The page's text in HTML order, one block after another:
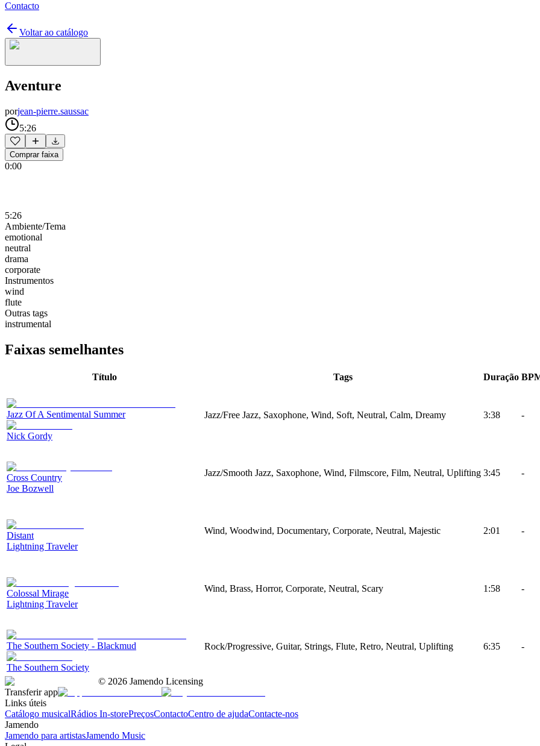
Contacto
Voltar ao catálogo
Aventure
porjean-pierre.saussac
5:26
Comprar faixa
0:00
5:26
Ambiente/Tema
emotional
neutral
drama
corporate
Instrumentos
wind
flute
Outras tags
instrumental
Faixas semelhantes
Título Tags Duração
Jazz Of A Sentimental Summer
Nick Gordy
Jazz/Free Jazz, Saxophone, Wind, Soft, Neutral, Calm, Dreamy 3:38 -
Cross Country
Joe Bozwell
Jazz/Smooth Jazz, Saxophone, Wind, Filmscore, Film, Neutral, Uplifting 3:45 -
Distant
Lightning Traveler
Wind, Woodwind, Documentary, Corporate, Neutral, Majestic 2:01 -
Colossal Mirage
Lightning Traveler
Wind, Brass, Horror, Corporate, Neutral, Scary 1:58 -
The Southern Society - Blackmud
The Southern Society
Rock/Progressive, Guitar, Strings, Flute, Retro, Neutral, Uplifting 6:35 -
© 2026 Jamendo Licensing
Transferir app
Links úteis
Catálogo musicalRádios In-storePreçosContactoCentro de ajudaContacte-nos
Jamendo
Jamendo para artistasJamendo Music